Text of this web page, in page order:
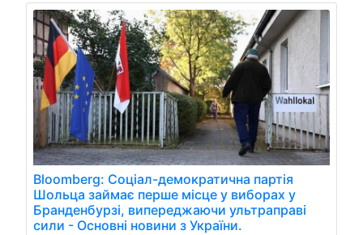
Bloomberg: Соціал-демократична партія
Шольца займає перше місце у виборах у
Бранденбурзі, випереджаючи ультраправі
сили - Основні новини з України.